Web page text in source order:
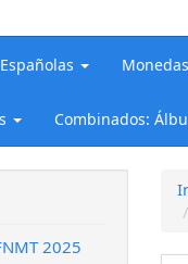
Combinados:
2025